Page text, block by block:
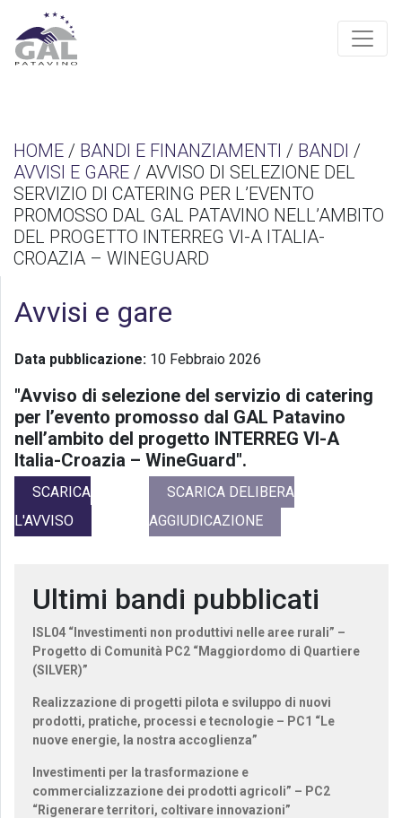
HOME / BANDI E FINANZIAMENTI / BANDI /
AVVISI E GARE / AVVISO DI SELEZIONE DEL
SERVIZIO DI CATERING PER L’EVENTO
PROMOSSO DAL GAL PATAVINO NELL’AMBITO
DEL PROGETTO INTERREG VI-A ITALIA-
CROAZIA – WINEGUARD
Avvisi e gare
Data pubblicazione: 10 Febbraio 2026
"Avviso di selezione del servizio di catering
per l’evento promosso dal GAL Patavino
nell’ambito del progetto INTERREG VI-A
Italia-Croazia – WineGuard".
SCARICA
L'AVVISO
SCARICA DELIBERA
AGGIUDICAZIONE
Ultimi bandi pubblicati
ISL04 “Investimenti non produttivi nelle aree rurali” –
Progetto di Comunità PC2 “Maggiordomo di Quartiere
(SILVER)”
Realizzazione di progetti pilota e sviluppo di nuovi
prodotti, pratiche, processi e tecnologie – PC1 “Le
nuove energie, la nostra accoglienza”
Investimenti per la trasformazione e
commercializzazione dei prodotti agricoli” – PC2
“Rigenerare territori, coltivare innovazioni”